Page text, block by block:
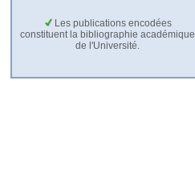
Les publications encodées
constituent la bibliographie académique
de l'Université.